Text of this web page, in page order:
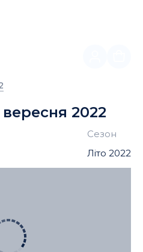
2022
Сезон
Літо 2022